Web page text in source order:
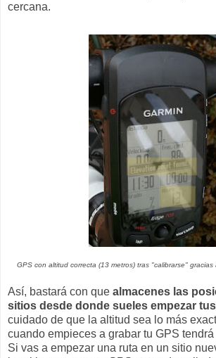
cercana.
GPS con altitud correcta (13 metros) tras "calibrarse"
Así, bastará con que almacenes las
sitios desde donde sueles empezar
cuidado de que la altitud sea lo más
cuando empieces a grabar tu GPS
Si vas a empezar una ruta en un sitio